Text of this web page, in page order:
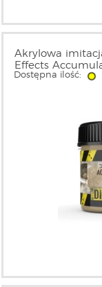
Akrylowa
Effects
Dostępna ilość: